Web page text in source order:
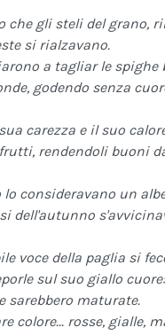
gli steli del grano,
si rialzavano.
a tagliar le spighe
godendo senza
carezza e il suo
rendendoli buoni
consideravano un
dell'autunno
voce della paglia si
sul suo giallo
sarebbero maturate.
colore... rosse, gialle,